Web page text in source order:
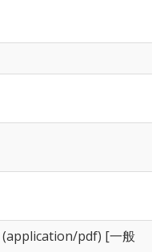
(application/pdf) [一般